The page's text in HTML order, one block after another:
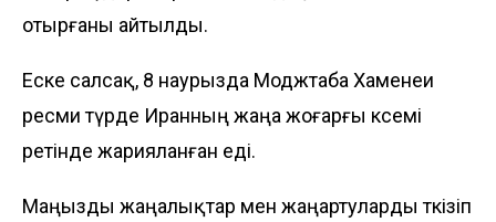
отырғаны айтылды.
Еске салсақ, 8 наурызда Моджтаба Хаменеи
ресми түрде Иранның жаңа жоғарғы көсемі
ретінде жарияланған еді.
Маңызды жаңалықтар мен жаңартуларды өткізіп